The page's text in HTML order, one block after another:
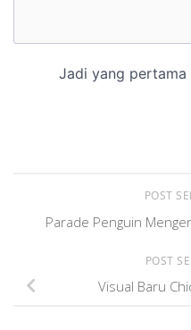
POST
Parade Penguin
POST
Visual Baru